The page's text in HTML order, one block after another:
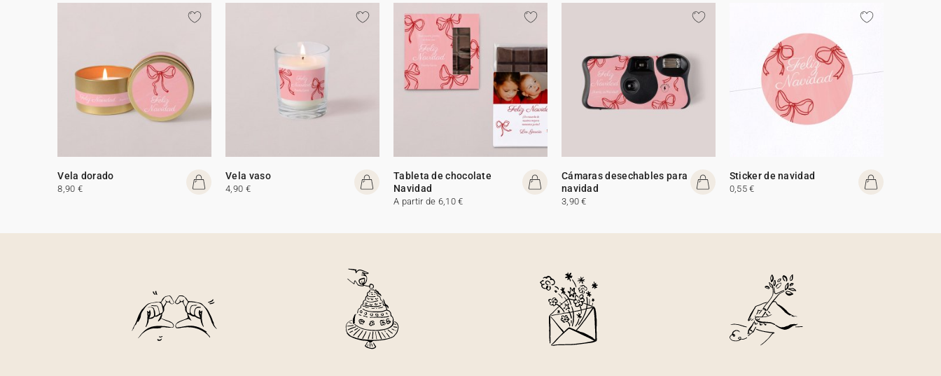
Vela dorado
8,90 €
Vela vaso
4,90 €
Tableta de chocolate
Navidad
A partir de 6,10 €
Cámaras desechables para
navidad
3,90 €
Sticker de navidad
0,55 €